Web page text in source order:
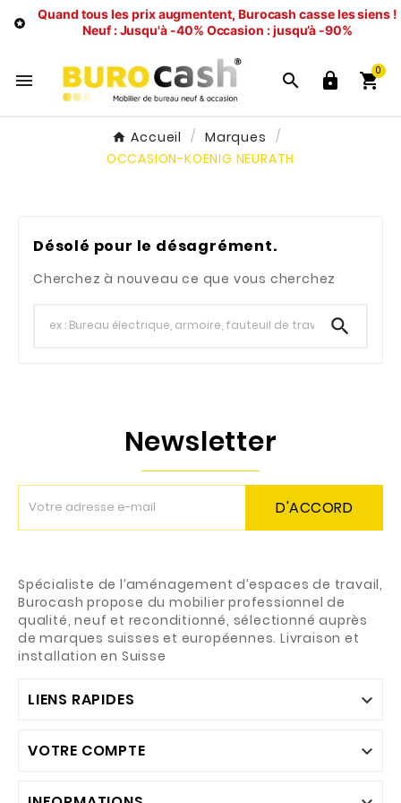

Quand tous les prix augmentent, Burocash casse les siens !
Neuf : Jusqu'à -40% Occasion : jusqu’à -90%
   
0
Accueil
Marques
OCCASION-KOENIG NEURATH
Désolé pour le désagrément.
Cherchez à nouveau ce que vous cherchez

Newsletter
D'ACCORD
Spécialiste de l’aménagement d’espaces de travail,
Burocash propose du mobilier professionnel de
qualité, neuf et reconditionné, sélectionné auprès
de marques suisses et européennes. Livraison et
installation en Suisse
LIENS RAPIDES 
VOTRE COMPTE 